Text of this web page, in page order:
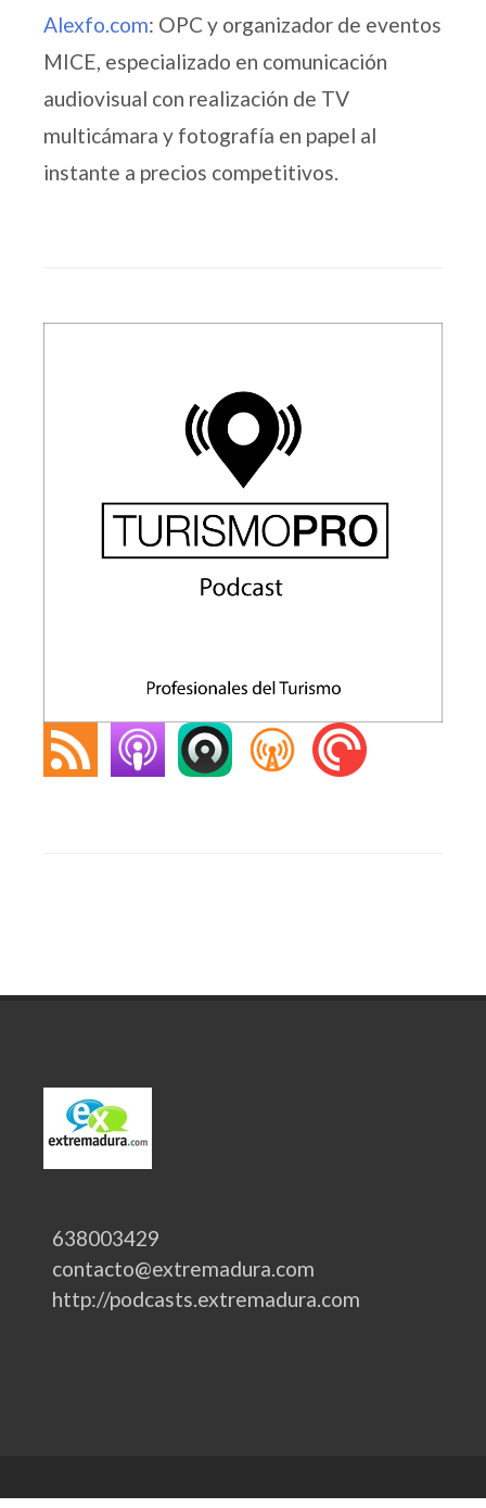
Alexfo.com: OPC y organizador de eventos
MICE, especializado en comunicación
audiovisual con realización de TV
multicámara y fotografía en papel al
instante a precios competitivos.
638003429
contacto@extremadura.com
http://podcasts.extremadura.com